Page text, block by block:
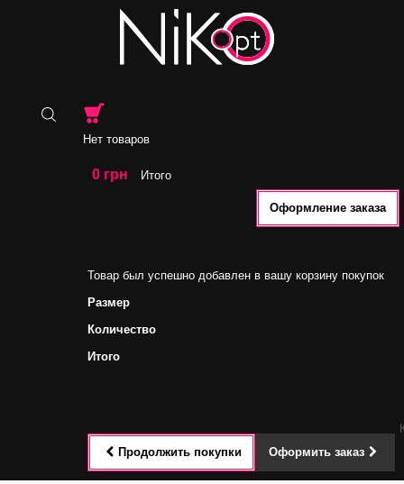
Нет товаров
0 грн Итого
Оформление заказа
Товар был успешно добавлен в вашу корзину покупок
Размер
Количество
Итого
Продолжить покупки Оформить заказ
Toggle